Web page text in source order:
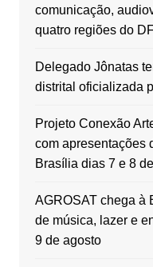
comunicação,
quatro regiões do
Delegado Jônatas
distrital oficializada
Projeto Conexão
com apresentações
Brasília dias 7 e 8
AGROSAT chega à
de música, lazer e
9 de agosto